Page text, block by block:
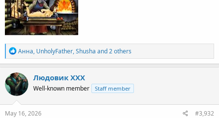
R
e
a
c
t
i
o
n
s
Анна, UnholyFather,Shusha and 2 others
Людовик ХХХ
Well-known member Staff member
May 16, 2026 #3,932